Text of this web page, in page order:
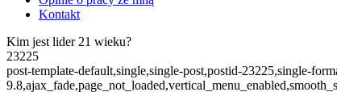
Kontakt
Kim jest lider 21 wieku?
23225
post-template-default,single,single-post,postid-23225,single-